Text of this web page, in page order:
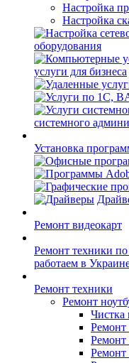
Настройка
Настройка
оборудования
услуги для бизнеса
системного
Установка
Ремонт видеокарт
Ремонт техники по
работаем в
Ремонт техники
Ремонт
Чистка
Ремонт
Ремонт
Ремонт